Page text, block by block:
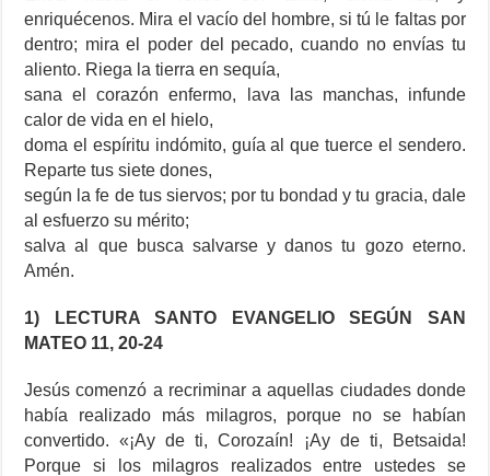
enriquécenos. Mira el vacío del hombre, si tú le faltas por
dentro; mira el poder del pecado, cuando no envías tu
aliento. Riega la tierra en sequía,
sana el corazón enfermo, lava las manchas, infunde
calor de vida en el hielo,
doma el espíritu indómito, guía al que tuerce el sendero.
Reparte tus siete dones,
según la fe de tus siervos; por tu bondad y tu gracia, dale
al esfuerzo su mérito;
salva al que busca salvarse y danos tu gozo eterno.
Amén.
1) LECTURA SANTO EVANGELIO SEGÚN SAN
MATEO 11, 20-24
Jesús comenzó a recriminar a aquellas ciudades donde
había realizado más milagros, porque no se habían
convertido. «¡Ay de ti, Corozaín! ¡Ay de ti, Betsaida!
Porque si los milagros realizados entre ustedes se